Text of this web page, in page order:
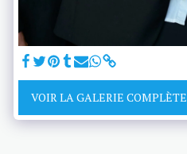
VOIR LA GALERIE COMPLÈTE